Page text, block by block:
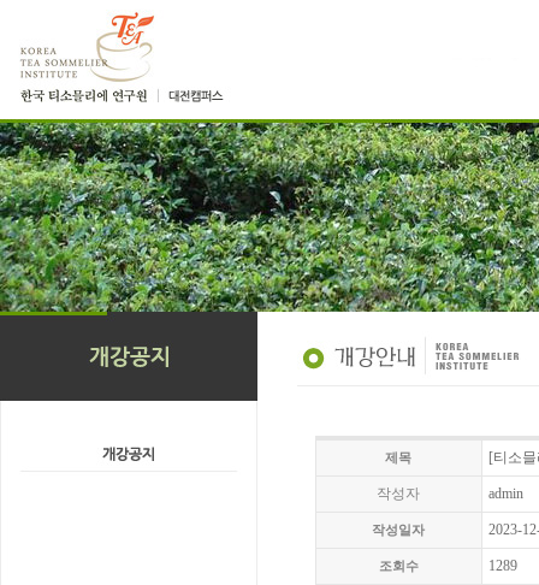
제목 [티소
작성자 admin
작성일자 2023-
조회수 1289